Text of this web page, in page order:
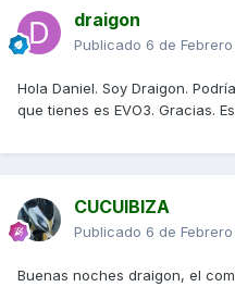
draigon
Publicado 6 de
Hola Daniel. Soy Draigon.
que tienes es EVO3. Gracias.
CUCUIBIZA
Publicado 6 de
Buenas noches draigon, el